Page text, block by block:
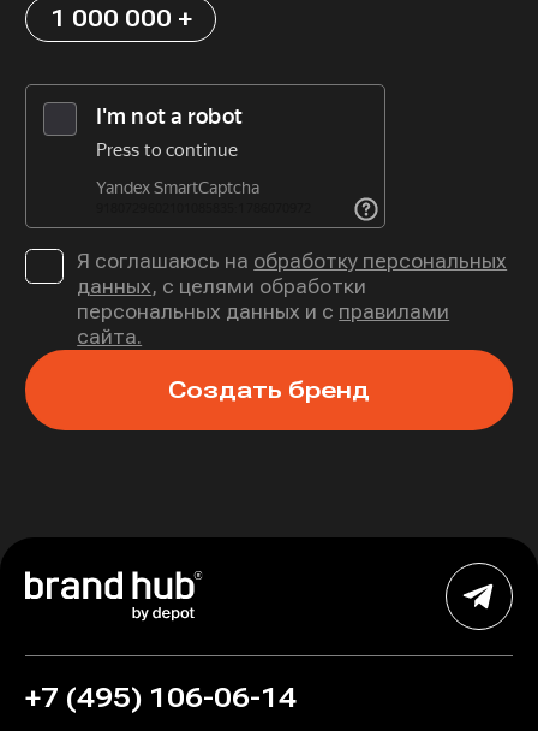
1 000 000 +
Я соглашаюсь на обработку персональных
данных, с целями обработки
персональных данных и с правилами
сайта.
Создать бренд
+7 (495) 106-06-14